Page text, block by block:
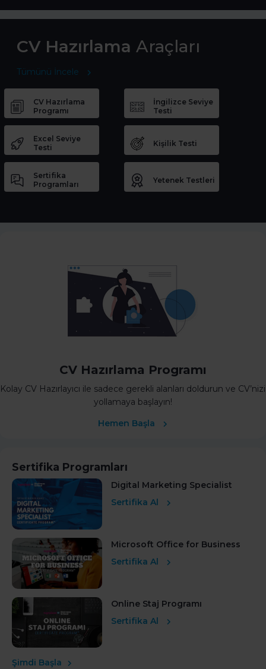
CV Hazırlama Araçları
Tümünü İncele
CV Hazırlama
Programı
İngilizce Seviye
Testi
Excel Seviye
Testi
Kişilik Testi
Sertifika
Programları
Yetenek Testleri
CV Hazırlama Programı
Kolay CV Hazırlayıcı ile sadece gerekli alanları doldurun ve CV’nizi
yollamaya başlayın!
Hemen Başla
Sertifika Programları
Digital Marketing Specialist
Sertifika Al
Microsoft Office for Business
Sertifika Al
Online Staj Programı
Sertifika Al
Şimdi Başla